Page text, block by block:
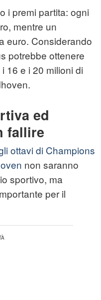
i premi partita: ogni
mentre un
euro. Considerando
potrebbe ottenere
16 e i 20 milioni di
ed
fallire
ottavi di Champions
non saranno
sportivo, ma
per il